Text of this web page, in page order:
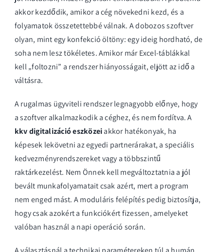
akkor kezdődik, amikor a cég növekedni kezd, és a
folyamatok összetettebbé válnak. A dobozos szoftver
olyan, mint egy konfekció öltöny: egy ideig hordható, de
soha nem lesz tökéletes. Amikor már Excel-táblákkal
kell „foltozni” a rendszer hiányosságait, eljött az idő a
váltásra.
A rugalmas ügyviteli rendszer legnagyobb előnye, hogy
a szoftver alkalmazkodik a céghez, és nem fordítva. A
kkv digitalizáció eszközeiakkor hatékonyak, ha
képesek lekövetni az egyedi partnerárakat, a speciális
kedvezményrendszereket vagy a többszintű
raktárkezelést. Nem Önnek kell megváltoztatnia a jól
bevált munkafolyamatait csak azért, mert a program
nem enged mást. A moduláris felépítés pedig biztosítja,
hogy csak azokért a funkciókért fizessen, amelyeket
valóban használ a napi operáció során.